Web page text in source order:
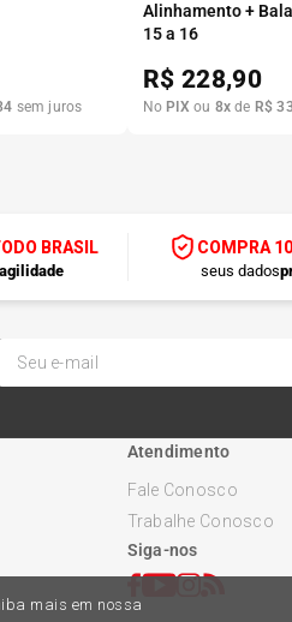
mais em nossa
sem juros
Alinhamento +
15 a 16
R$ 228,90
No PIX ou 8x de R$ 33
BRASIL COMPRA
seus dados
Atendimento
Fale Conosco
Trabalhe Conosco
Siga-nos